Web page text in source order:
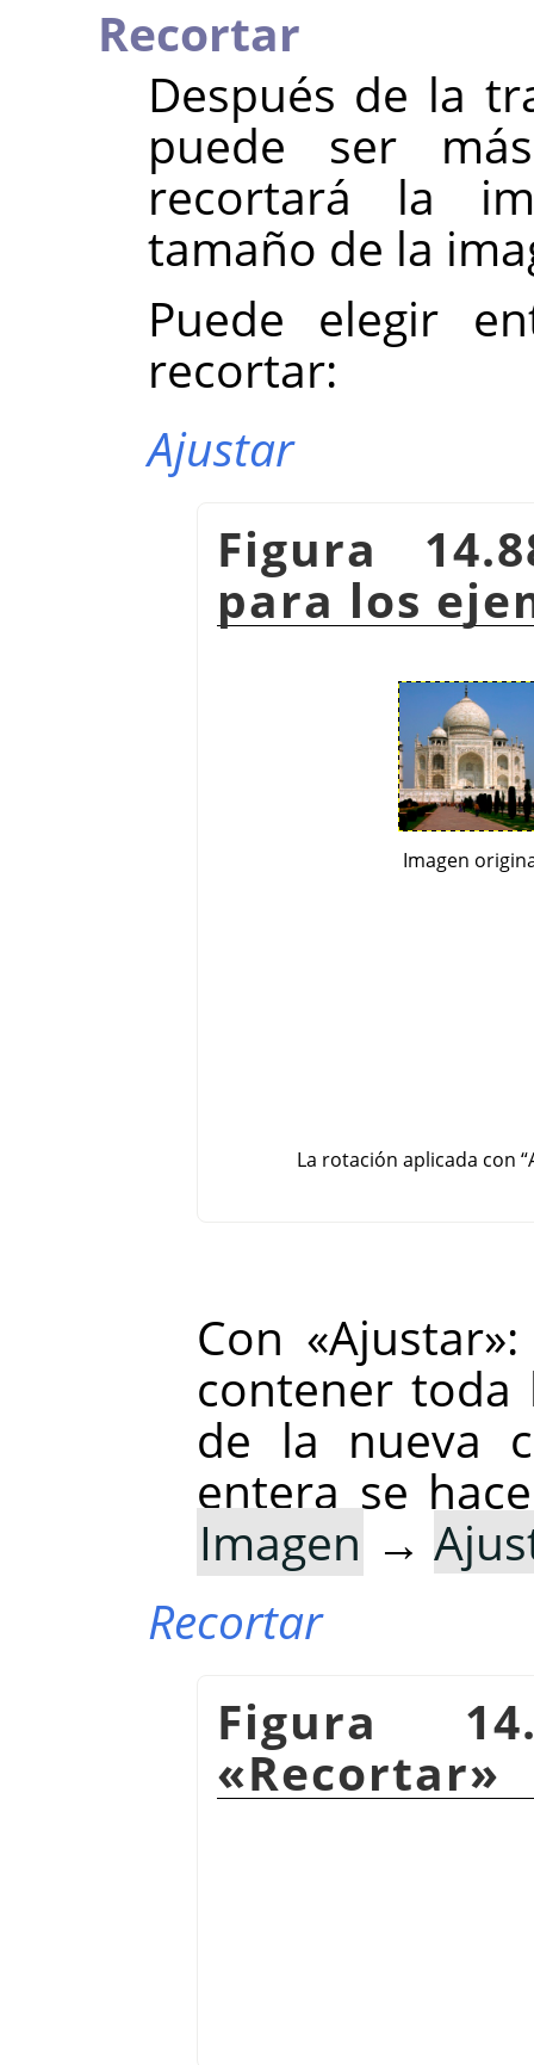
Recortar
Después de la
puede ser
recortará la
tamaño de la
Puede elegir
recortar:
Ajustar
Figura
para los
Imagen
La rotación aplicada con “
Con
contener toda
de la nueva
entera se
Imagen →
Recortar
Figura
«Recortar»